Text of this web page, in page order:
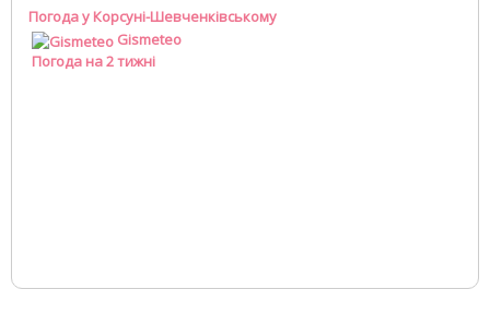
Погода у Корсуні-Шевченківському
Gismeteo
Погода на 2 тижні